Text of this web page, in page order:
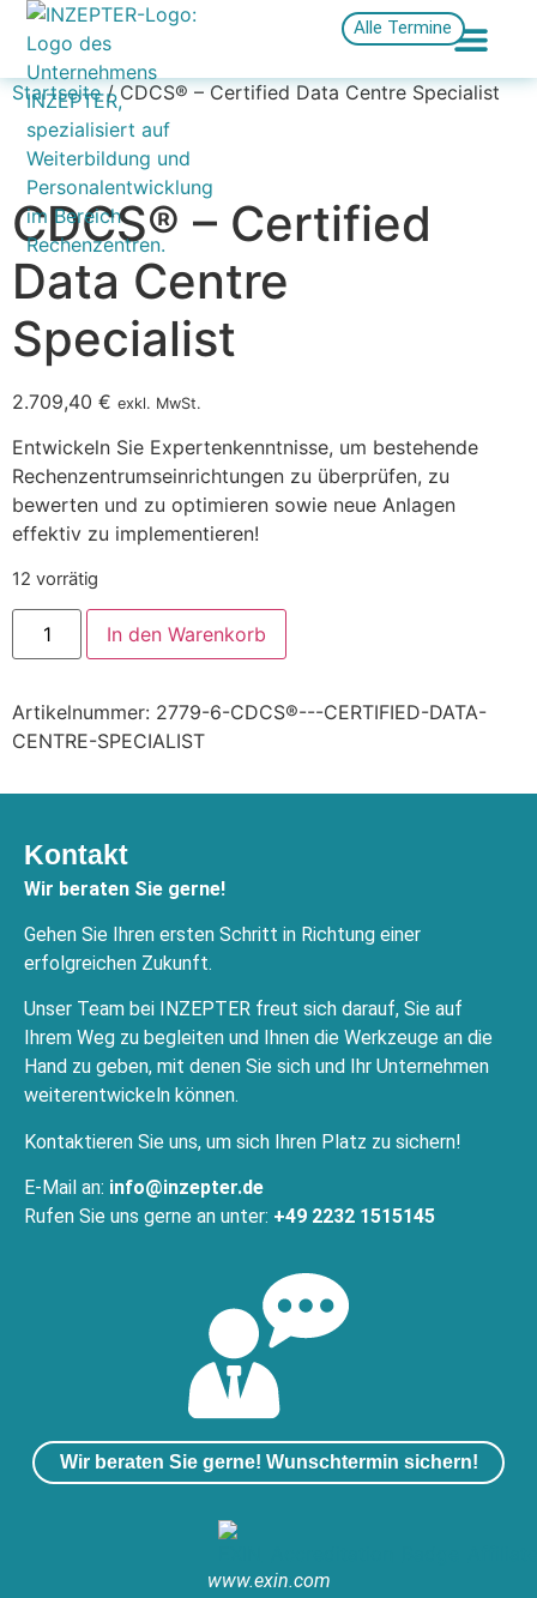
Alle Termine
Startseite/ CDCS® – Certified Data Centre Specialist
CDCS® – Certified
Data Centre
Specialist
2.709,40 € exkl. MwSt.
Entwickeln Sie Expertenkenntnisse, um bestehende
Rechenzentrumseinrichtungen zu überprüfen, zu
bewerten und zu optimieren sowie neue Anlagen
effektiv zu implementieren!
12 vorrätig
In den Warenkorb
Artikelnummer: 2779-6-CDCS®---CERTIFIED-DATA-
CENTRE-SPECIALIST
Kontakt
Wir beraten Sie gerne!
Gehen Sie Ihren ersten Schritt in Richtung einer
erfolgreichen Zukunft.
Unser Team bei INZEPTER freut sich darauf, Sie auf
Ihrem Weg zu begleiten und Ihnen die Werkzeuge an die
Hand zu geben, mit denen Sie sich und Ihr Unternehmen
weiterentwickeln können.
Kontaktieren Sie uns, um sich Ihren Platz zu sichern!
E-Mail an: info@inzepter.de
Rufen Sie uns gerne an unter: +49 2232 1515145
Wir beraten Sie gerne! Wunschtermin sichern!
www.exin.com